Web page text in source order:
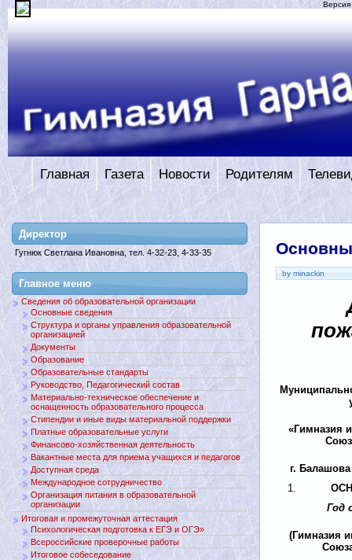
Версия
Главная Газета Новости Родителям
by minackin
«Гимназия
г.
Год
(Гимназия
Директор
Гугнюк Светлана Ивановна, тел. 4-32-23, 4-33-35
Главное меню
Сведения об образовательной организации
Основные сведения
Структура и органы управления образовательной
организацией
Документы
Образование
Образовательные стандарты
Руководство, Педагогический состав
Материально-техническое обеспечение и
оснащенность образовательного процесса
Стипендии и иные виды материальной поддержки
Платные образовательные услуги
Финансово-хозяйственная деятельность
Вакантные места для приема учащихся и педагогов
Доступная среда
Международное сотрудничество
Организация питания в образовательной
организации
Итоговая и промежуточная аттестация
Психологическая подготовка к ЕГЭ и ОГЭ»
Всероссийские проверочные работы
Итоговое собеседование